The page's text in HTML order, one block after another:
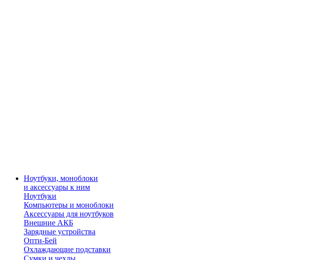
Ноутбуки, моноблоки
и аксессуары к ним
Ноутбуки
Компьютеры и моноблоки
Аксессуары для ноутбуков
Внешние АКБ
Зарядные устройства
Опти-Бей
Охлаждающие подставки
Сумки и чехлы